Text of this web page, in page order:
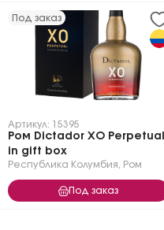
Под заказ
Артикул: 15395
Ром Dictador XO Perpetual
in gift box
Республика Колумбия Ром
Под заказ